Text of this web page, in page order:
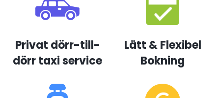
Privat dörr-till-
dörr taxi service
Lätt & Flexibel
Bokning